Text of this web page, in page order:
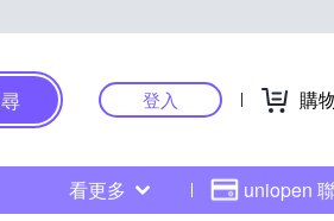
登入 購
看更多 uniopen